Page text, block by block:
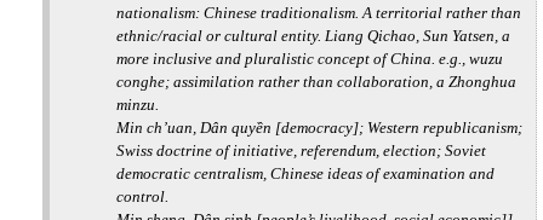
nationalism: Chinese traditionalism. A territorial rather than
ethnic/racial or cultural entity. Liang Qichao, Sun Yatsen, a
more inclusive and pluralistic concept of China. e.g., wuzu
conghe; assimilation rather than collaboration, a Zhonghua
minzu.
Min ch’uan, Dân quyền [democracy]; Western republicanism;
Swiss doctrine of initiative, referendum, election; Soviet
democratic centralism, Chinese ideas of examination and
control.